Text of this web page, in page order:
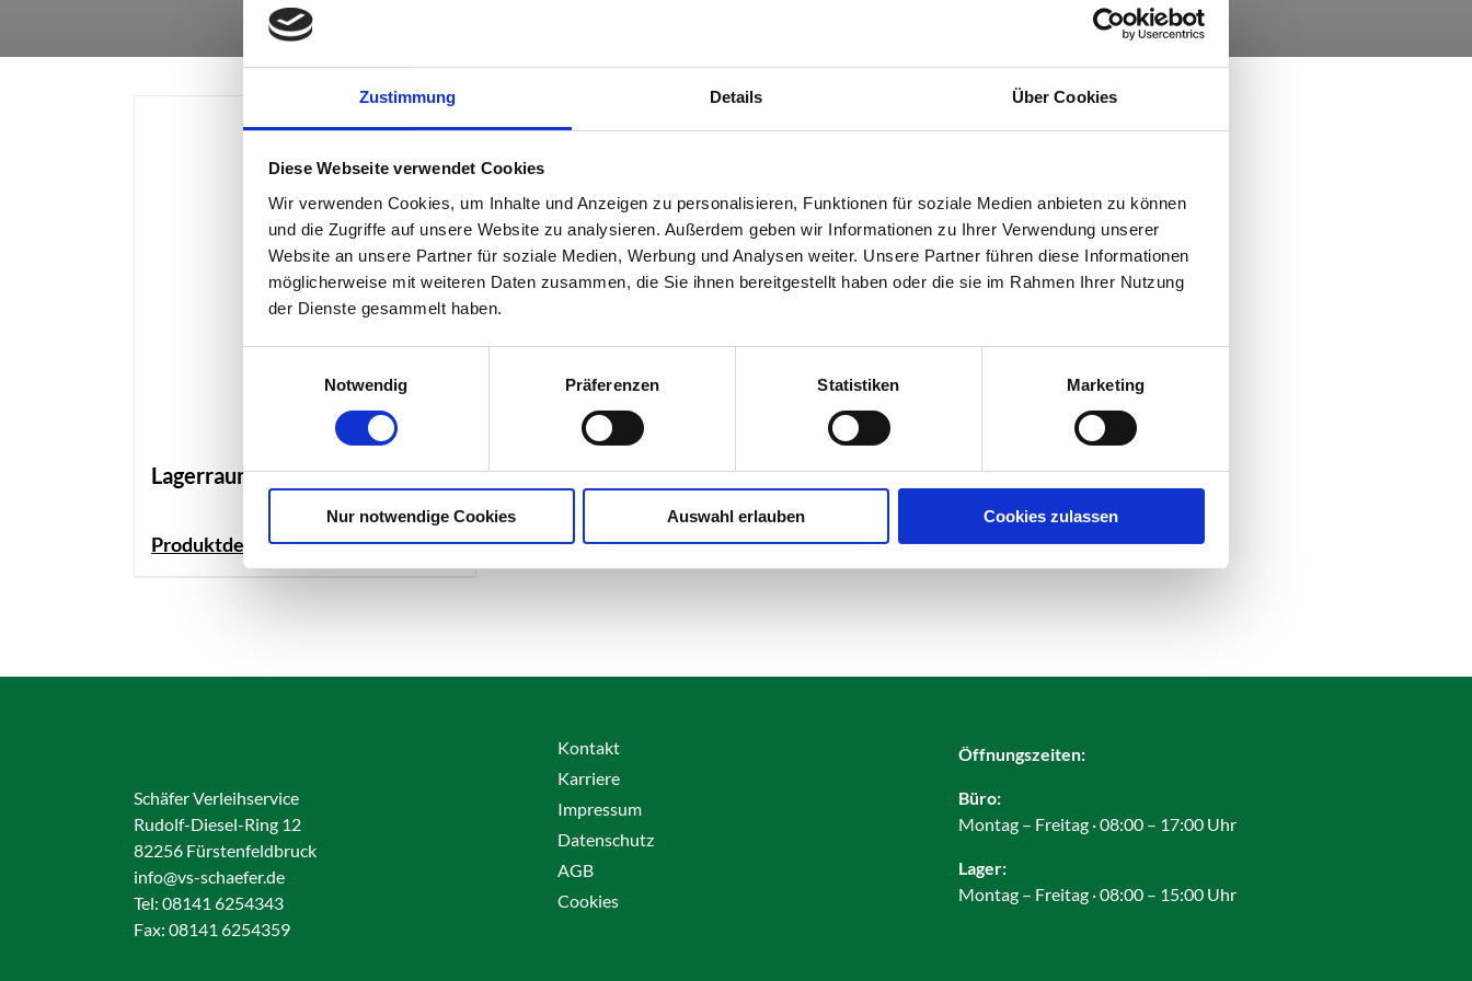
Zustimmung Details Über Cookies
Diese Webseite verwendet Cookies
Wir verwenden Cookies, um Inhalte und Anzeigen zu personalisieren, Funktionen für soziale Medien anbieten zu können
und die Zugriffe auf unsere Website zu analysieren. Außerdem geben wir Informationen zu Ihrer Verwendung unserer
Website an unsere Partner für soziale Medien, Werbung und Analysen weiter. Unsere Partner führen diese Informationen
möglicherweise mit weiteren Daten zusammen, die Sie ihnen bereitgestellt haben oder die sie im Rahmen Ihrer Nutzung
der Dienste gesammelt haben.
Notwendig
Präferenzen Statistiken Marketing
Nur notwendige Cookies Auswahl erlauben Cookies zulassen
Lagerraum Olching
Produktdetails
Schäfer Verleihservice
Rudolf-Diesel-Ring 12
82256 Fürstenfeldbruck
info@vs-schaefer.de
Tel: 08141 6254343
Fax: 08141 6254359
Kontakt
Karriere
Impressum
Datenschutz
AGB
Cookies
Öffnungszeiten:
Büro:
Montag – Freitag · 08:00 – 17:00 Uhr
Lager:
Montag – Freitag · 08:00 – 15:00 Uhr